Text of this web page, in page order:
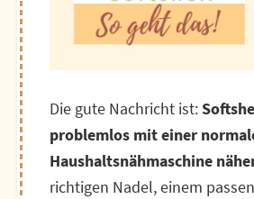
Die gute Nachricht ist:
problemlos mit einer
Haushaltsnähmaschine
richtigen Nadel, einem